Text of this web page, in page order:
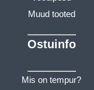
Muud tooted
Ostuinfo
Mis on tempur?